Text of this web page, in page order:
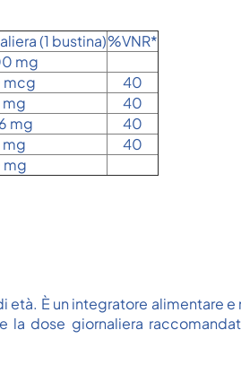
(1 bustina)%VNR*
mg
mcg
40
mg
40
mg
40
mg
40
mg
È un integratore alimentare
la dose giornaliera